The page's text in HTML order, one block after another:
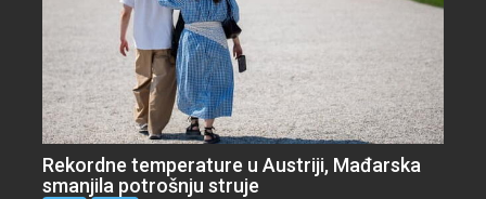
Rekordne temperature u Austriji, Mađarska
smanjila potrošnju struje